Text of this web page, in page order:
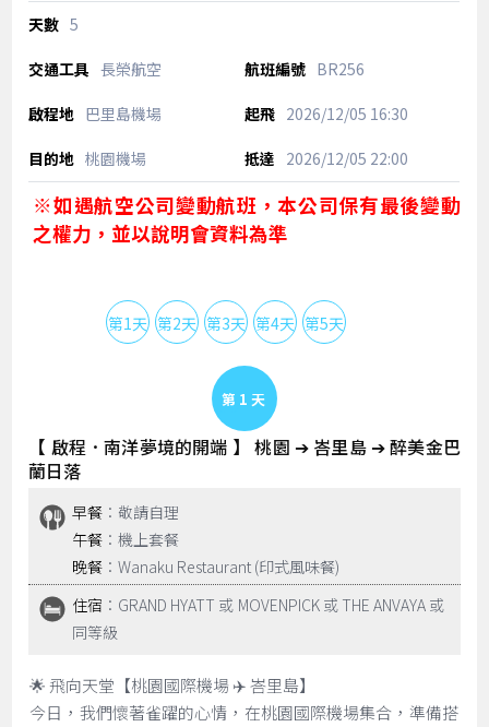
5
長榮航空 BR256
巴里島機場 2026/12/05 16:30
桃園機場 2026/12/05 22:00
※如遇航空公司變動航班，本公司保有最後變動
之權力，並以說明會資料為準
第1天 第2天 第3天 第4天 第5天
Day 1
【 啟程．南洋夢境的開端 】 桃園 ➔ 峇里島 ➔ 醉美金巴
蘭日落
早餐 ：敬請自理
午餐 ：機上套餐
晚餐 ：Wanaku Restaurant (印式風味餐)
住宿 ：GRAND HYATT 或 MOVENPICK 或 THE ANVAYA 或
同等級
🌟 飛向天堂【桃園國際機場 ✈️ 峇里島】
今日，我們懷著雀躍的心情，在桃園國際機場集合，準備搭